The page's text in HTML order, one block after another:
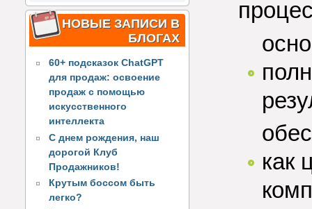
НОВЫЕ ЗАПИСИ В
БЛОГАХ
60+ подсказок ChatGPT
для продаж: освоение
продаж с помощью
искусственного
интеллекта
С днем рождения, наш
дорогой Клуб
Продажников!
Крутым боссом быть
легко?
как